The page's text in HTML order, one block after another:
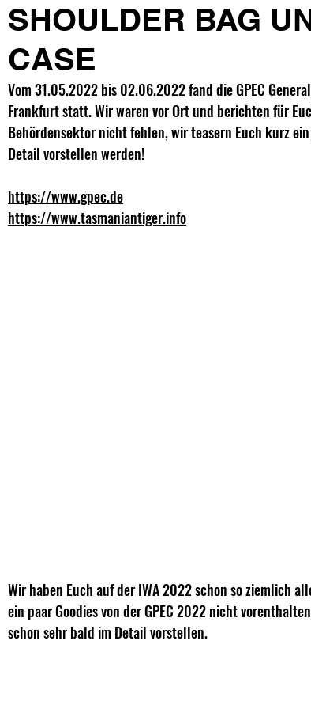
SHOULDER BAG
CASE
Vom 31.05.2022 bis 02.06.2022 fand die GPEC
Frankfurt statt. Wir waren vor Ort und berichten für
Behördensektor nicht fehlen, wir teasern Euch kurz
Detail vorstellen werden!
https://www.gpec.de
https://www.tasmaniantiger.info
Wir haben Euch auf der IWA 2022 schon so ziemlich
ein paar Goodies von der GPEC 2022 nicht
schon sehr bald im Detail vorstellen.